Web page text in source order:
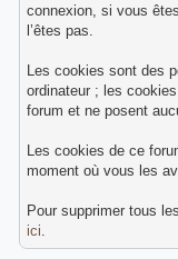
connexion, si vous
l’êtes pas.
Les cookies sont des
ordinateur ; les
forum et ne posent
Les cookies de ce
moment où vous les
Pour supprimer tous
ici.